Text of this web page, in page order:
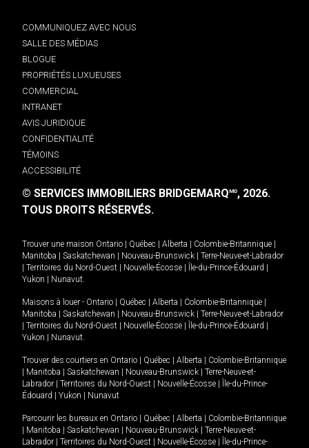
COMMUNIQUEZ AVEC NOUS
SALLE DES MÉDIAS
BLOGUE
PROPRIÉTÉS LUXUEUSES
COMMERCIAL
INTRANET
AVIS JURIDIQUE
CONFIDENTIALITÉ
TÉMOINS
ACCESSIBILITÉ
© SERVICES IMMOBILIERS BRIDGEMARQMD, 2026.
TOUS DROITS RÉSERVÉS.
Trouver une maison Ontario Québec Alberta Colombie-Britannique
Manitoba
Saskatchewan Nouveau-Brunswick
Terre-Neuve-et-Labrador
Territoires du Nord-Ouest Nouvelle-Écosse Île-du-Prince-Édouard
Yukon
Nunavut.
Maisons à louer - Ontario Québec Alberta Colombie-Britannique
Manitoba
Saskatchewan Nouveau-Brunswick
Terre-Neuve-et-Labrador
Territoires du Nord-Ouest Nouvelle-Écosse Île-du-Prince-Édouard
Yukon
Nunavut.
Trouver des courtiers en Ontario Québec Alberta
Colombie-Britannique
Manitoba Saskatchewan Nouveau-Brunswick
Terre-Neuve-et-
Labrador
Territoires du Nord-Ouest Nouvelle-Écosse
Île-du-Prince-
Édouard
Yukon Nunavut
Parcourir les bureaux en Ontario Québec Alberta
Colombie-Britannique
Manitoba Saskatchewan Nouveau-Brunswick
Terre-Neuve-et-
Labrador
Territoires du Nord-Ouest Nouvelle-Écosse
Île-du-Prince-